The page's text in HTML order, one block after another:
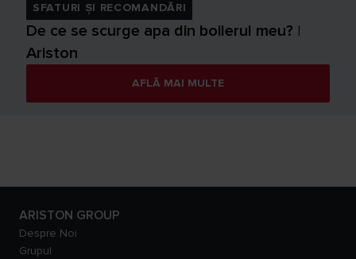
SFATURI ȘI RECOMANDĂRI
De ce se scurge apa din boilerul meu? |
Ariston
AFLĂ MAI MULTE
ARISTON GROUP
Despre Noi
Grupul